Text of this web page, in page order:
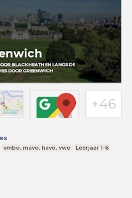
vmbo, mavo, havo, vwo Leerjaar 1-6